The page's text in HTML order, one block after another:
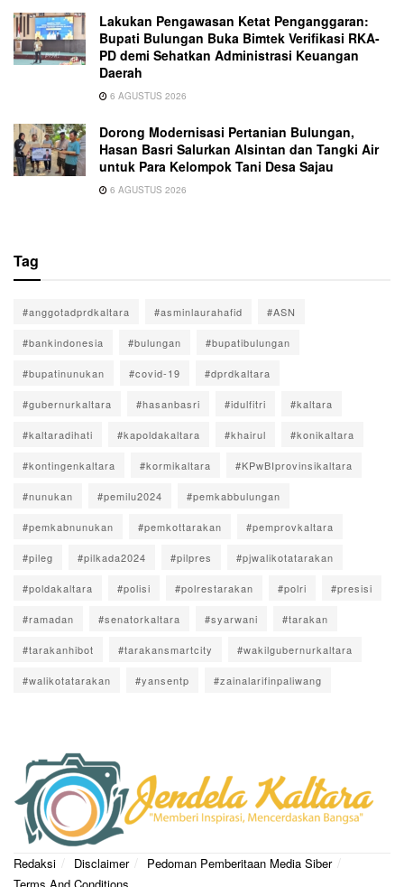
Lakukan Pengawasan Ketat Penganggaran:
Bupati Bulungan Buka Bimtek Verifikasi RKA-
PD demi Sehatkan Administrasi Keuangan
Daerah
6 AGUSTUS 2026
Dorong Modernisasi Pertanian Bulungan,
Hasan Basri Salurkan Alsintan dan Tangki Air
untuk Para Kelompok Tani Desa Sajau
6 AGUSTUS 2026
Tag
#anggotadprdkaltara #asminlaurahafid #ASN
#bankindonesia #bulungan #bupatibulungan
#bupatinunukan #covid-19 #dprdkaltara
#gubernurkaltara #hasanbasri #idulfitri #kaltara
#kaltaradihati #kapoldakaltara #khairul #konikaltara
#kontingenkaltara #kormikaltara #KPwBIprovinsikaltara
#nunukan #pemilu2024 #pemkabbulungan
#pemkabnunukan #pemkottarakan #pemprovkaltara
#pileg #pilkada2024 #pilpres #pjwalikotatarakan
#poldakaltara #polisi #polrestarakan #polri #presisi
#ramadan #senatorkaltara #syarwani #tarakan
#tarakanhibot #tarakansmartcity #wakilgubernurkaltara
#walikotatarakan #yansentp #zainalarifinpaliwang
Redaksi Disclaimer
Pedoman Pemberitaan Media Siber